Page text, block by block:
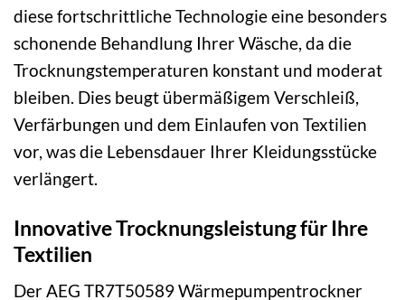
diese fortschrittliche Technologie eine besonders
schonende Behandlung Ihrer Wäsche, da die
Trocknungstemperaturen konstant und moderat
bleiben. Dies beugt übermäßigem Verschleiß,
Verfärbungen und dem Einlaufen von Textilien
vor, was die Lebensdauer Ihrer Kleidungsstücke
verlängert.
Innovative Trocknungsleistung für Ihre
Textilien
Der AEG TR7T50589 Wärmepumpentrockner